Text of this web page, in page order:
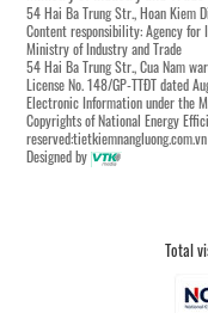
54 Hai Ba Trung Str., Hoan Kiem
Content responsibility: Agency for
Ministry of Industry and Trade
54 Hai Ba Trung Str., Cua Nam
License No. 148/GP-TTĐT dated
Electronic Information under the
Copyrights of National Energy
Designed by
Total